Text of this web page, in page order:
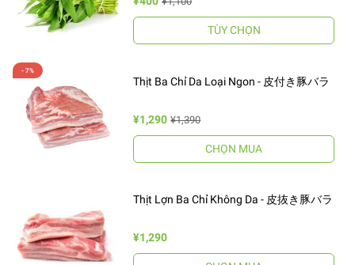
TÙY CHỌN
Thịt Ba Chỉ Da Loại Ngon - 皮付き豚バラ
¥1,290 ¥1,390
CHỌN MUA
Thịt Lợn Ba Chỉ Không Da - 皮抜き豚バラ
¥1,290